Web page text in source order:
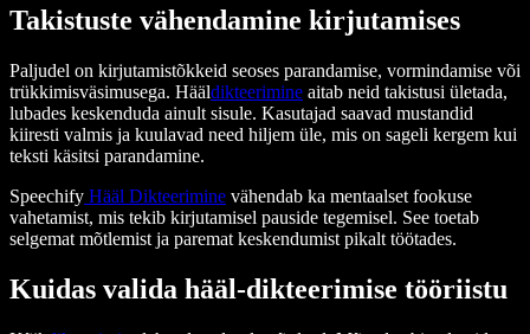
Takistuste vähendamine kirjutamises
Paljudel on kirjutamistõkkeid seoses parandamise, vormindamise või
trükkimisväsimusega. Hääldikteerimine aitab neid takistusi ületada,
lubades keskenduda ainult sisule. Kasutajad saavad mustandid
kiiresti valmis ja kuulavad need hiljem üle, mis on sageli kergem kui
teksti käsitsi parandamine.
Speechify Hääl Dikteerimine vähendab ka mentaalset fookuse
vahetamist, mis tekib kirjutamisel pauside tegemisel. See toetab
selgemat mõtlemist ja paremat keskendumist pikalt töötades.
Kuidas valida hääl-dikteerimise tööriistu